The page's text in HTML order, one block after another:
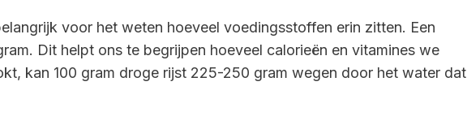
voor het weten hoeveel voedingsstoffen erin zitten. Een
Dit helpt ons te begrijpen hoeveel calorieën en vitamines we
kan 100 gram droge rijst 225-250 gram wegen door het water dat